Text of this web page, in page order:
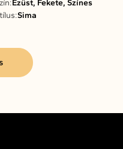
Ezüst, Fekete, Színes
Sima